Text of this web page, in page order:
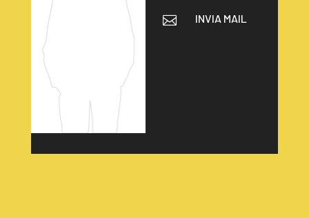
 INVIA MAIL